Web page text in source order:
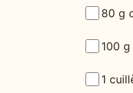
80 g
100
1